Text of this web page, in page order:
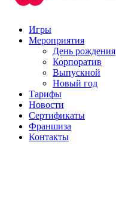
Игры
Мероприятия
День рождения
Корпоратив
Выпускной
Новый год
Тарифы
Новости
Сертификаты
Франшиза
Контакты